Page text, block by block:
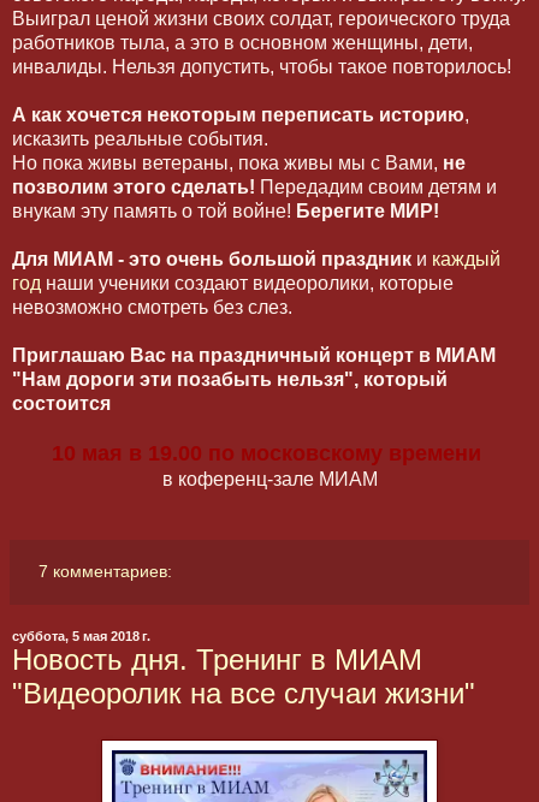
Выиграл ценой жизни своих солдат, героического труда
работников тыла, а это в основном женщины, дети,
инвалиды. Нельзя допустить, чтобы такое повторилось!
А как хочется некоторым переписать историю,
исказить реальные события.
Но пока живы ветераны, пока живы мы с Вами, не
позволим этого сделать! Передадим своим детям и
внукам эту память о той войне! Берегите МИР!
Для МИАМ - это очень большой праздник и каждый
год наши ученики создают видеоролики, которые
невозможно смотреть без слез.
Приглашаю Вас на праздничный концерт в МИАМ
"Нам дороги эти позабыть нельзя", который
состоится
10 мая в 19.00 по московскому времени
в коференц-зале МИАМ
7 комментариев:
суббота, 5 мая 2018 г.
Новость дня. Тренинг в МИАМ
"Видеоролик на все случаи жизни"